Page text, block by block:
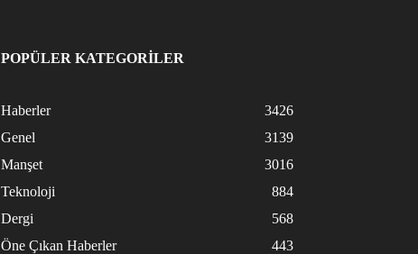
POPÜLER KATEGORİLER
Haberler
3426
Genel
3139
Manşet
3016
Teknoloji
884
Dergi
568
Öne Çıkan Haberler
443